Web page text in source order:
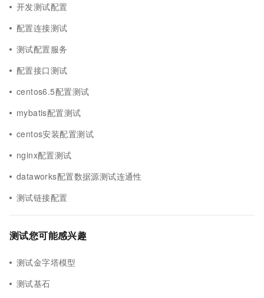
开发测试配置
配置连接测试
测试配置服务
配置接口测试
centos6.5配置测试
mybatis配置测试
centos安装配置测试
nginx配置测试
dataworks配置数据源测试连通性
测试链接配置
测试您可能感兴趣
测试金字塔模型
测试基石